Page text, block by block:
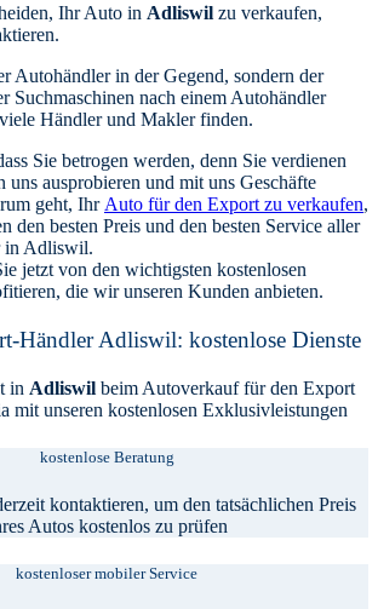
Ihr Auto in Adliswil zu verkaufen,
Autohändler in der Gegend, sondern der
Suchmaschinen nach einem Autohändler
Händler und Makler finden.
Sie betrogen werden, denn Sie verdienen
uns ausprobieren und mit uns Geschäfte
geht, Ihr Auto für den Export zu verkaufen,
den besten Preis und den besten Service aller
in Adliswil.
jetzt von den wichtigsten kostenlosen
die wir unseren Kunden anbieten.
Händler Adliswil: kostenlose Dienste
in Adliswil beim Autoverkauf für den Export
mit unseren kostenlosen Exklusivleistungen
kostenlose Beratung
kontaktieren, um den tatsächlichen Preis
Autos kostenlos zu prüfen
kostenloser mobiler Service